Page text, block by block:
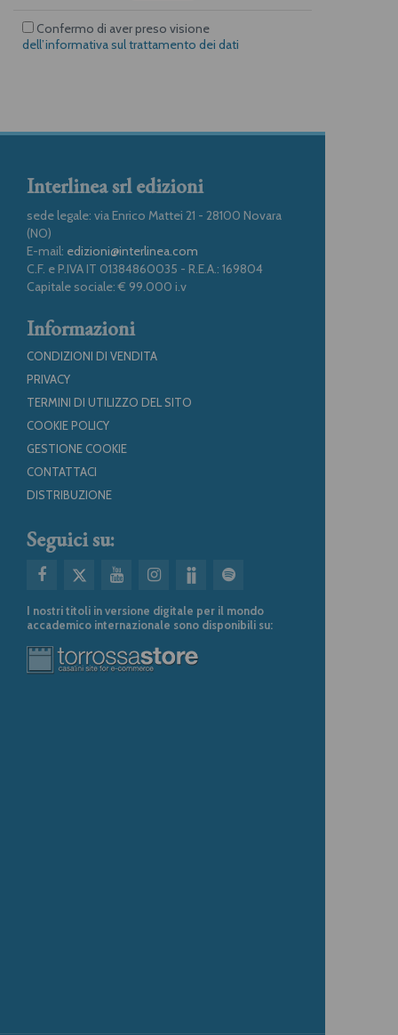
Confermo di aver preso visione
dell’informativa sul trattamento dei dati
Interlinea srl edizioni
sede legale: via Enrico Mattei 21 - 28100 Novara
(NO)
E-mail: edizioni@interlinea.com
C.F. e P.IVA IT 01384860035 - R.E.A.: 169804
Capitale sociale: € 99.000 i.v
Informazioni
CONDIZIONI DI VENDITA
PRIVACY
TERMINI DI UTILIZZO DEL SITO
COOKIE POLICY
GESTIONE COOKIE
CONTATTACI
DISTRIBUZIONE
Seguici su:
I nostri titoli in versione digitale per il mondo
accademico internazionale sono disponibili su: